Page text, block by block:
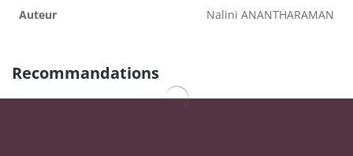
Auteur Nalini ANANTHARAMAN
Recommandations